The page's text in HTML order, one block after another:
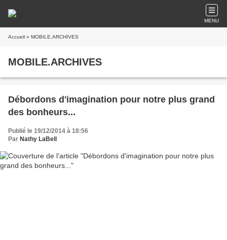
MENU
Accueil » MOBILE.ARCHIVES
MOBILE.ARCHIVES
Débordons d'imagination pour notre plus grand
des bonheurs...
Publié le 19/12/2014 à 18:56
Par Nathy LaBell